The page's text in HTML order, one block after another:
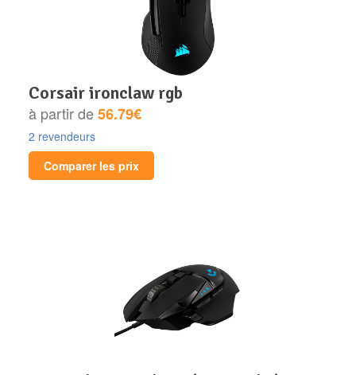
corsair ironclaw rgb
à partir de56.79€
2 revendeurs
Comparer les prix